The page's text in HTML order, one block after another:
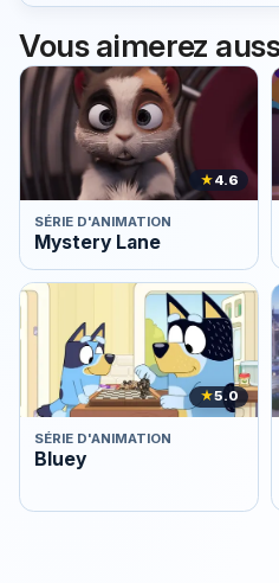
Vous aimerez
★4.6
SÉRIE D'ANIMATION
Mystery Lane
★5.0
SÉRIE D'ANIMATION
Bluey